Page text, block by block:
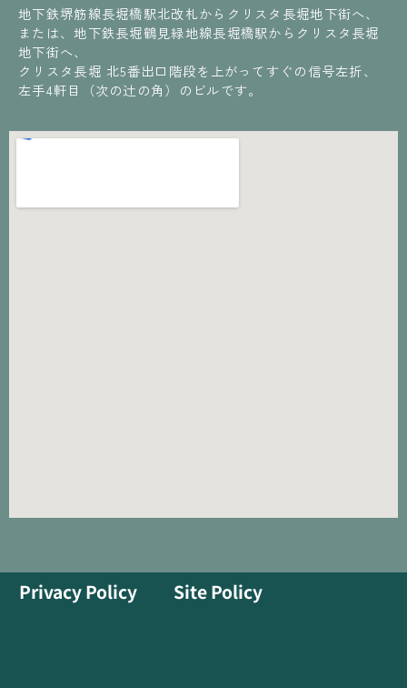
地下鉄堺筋線長堀橋駅北改札からクリスタ長堀地下街へ、
または、地下鉄長堀鶴見緑地線長堀橋駅からクリスタ長堀
地下街へ、
クリスタ長堀 北5番出口階段を上がってすぐの信号左折、
左手4軒目（次の辻の角）のビルです。
Privacy Policy Site Policy